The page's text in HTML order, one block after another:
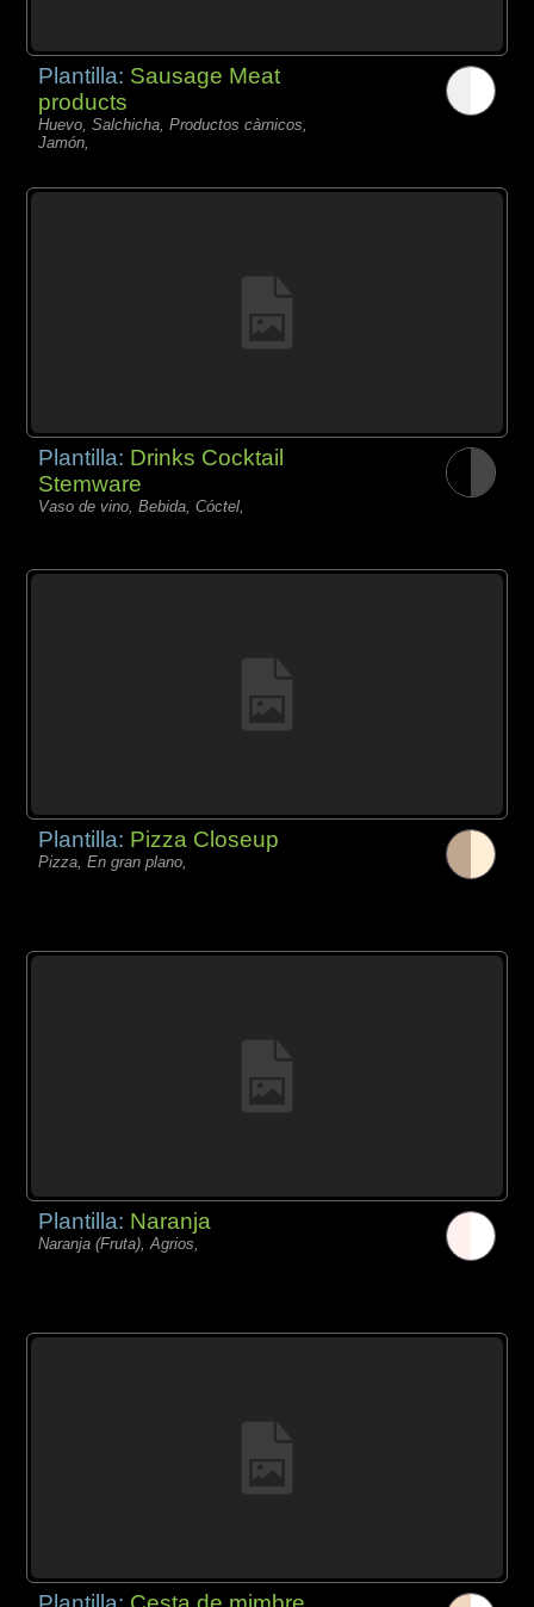
Plantilla: Sausage Meat
products
Huevo, Salchicha, Productos càrnicos,
Jamón,
Plantilla: Drinks Cocktail
Stemware
Vaso de vino, Bebida, Cóctel,
Plantilla: Pizza Closeup
Pizza, En gran plano,
Plantilla: Naranja
Naranja (Fruta), Agrios,